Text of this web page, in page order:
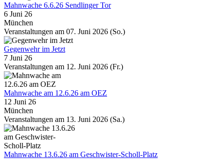
Mahnwache 6.6.26 Sendlinger Tor
6 Juni 26
München
Veranstaltungen am 07. Juni 2026 (So.)
Gegenwehr im Jetzt
7 Juni 26
Veranstaltungen am 12. Juni 2026 (Fr.)
Mahnwache am 12.6.26 am OEZ
12 Juni 26
München
Veranstaltungen am 13. Juni 2026 (Sa.)
Mahnwache 13.6.26 am Geschwister-Scholl-Platz